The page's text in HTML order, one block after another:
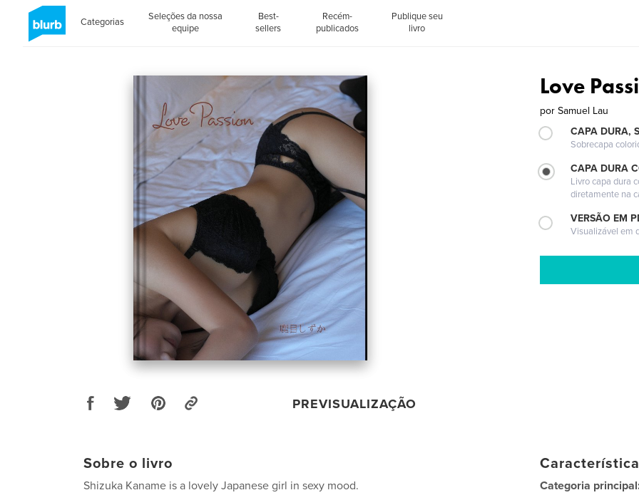
Categorias
Seleções da nossa
equipe
Best-
sellers
Recém-
publicados
Publique seu
livro
PREVISUALIZAÇÃO
Love
por Samuel Lau
CAPA DURA,
Sobrecapa
CAPA DURA
Livro capa dura
diretamente na
VERSÃO EM
Visualizável em
Sobre o livro
Shizuka Kaname is a lovely Japanese girl in sexy mood. Categoria